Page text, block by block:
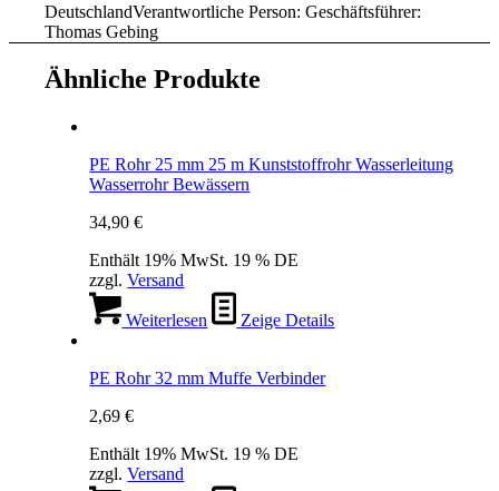
DeutschlandVerantwortliche Person:Geschäftsführer:
Thomas Gebing
Ähnliche Produkte
PE Rohr 25 mm 25 m Kunststoffrohr Wasserleitung
Wasserrohr Bewässern
34,90€
Enthält 19% MwSt. 19 % DE
zzgl.Versand
Weiterlesen Zeige Details
PE Rohr 32 mm Muffe Verbinder
2,69€
Enthält 19% MwSt. 19 % DE
zzgl.Versand